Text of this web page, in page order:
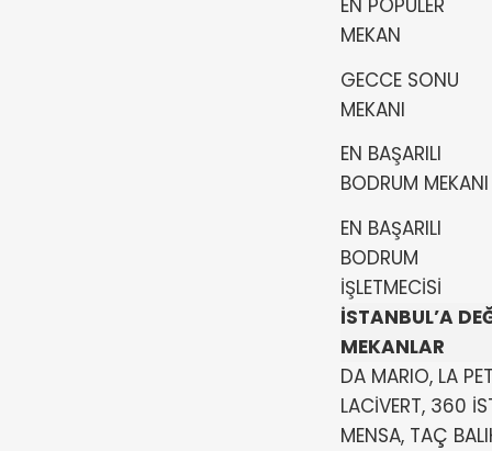
EN POPÜLER
MEKAN
GECCE SONU
MEKANI
EN BAŞARILI
BODRUM MEKANI
EN BAŞARILI
BODRUM
İŞLETMECİSİ
İSTANBUL’A
MEKANLAR
DA MARIO, LA
LACİVERT, 360
MENSA, TAÇ